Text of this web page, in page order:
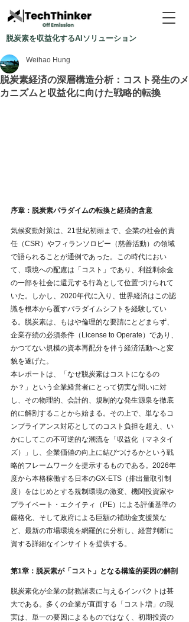
脱炭素を収益化するAIソリューション
脱炭素経済の深層構造分析：コスト発生のメ
カニズムと収益化に向けた戦略的転換
Weihao Hung
序章：脱炭素パラダイムの転換と経済的含意
気候変動対策は、21世紀初頭まで、企業の社会的責
任（CSR）やフィランソロピー（慈善活動）の領域
で語られることが通例であった。この時代におい
て、環境への配慮は「コスト」であり、利益剰余金
の一部を社会に還元する行為として位置づけられて
いた。しかし、2020年代に入り、世界経済はこの認
識を根本から覆すパラダイムシフトを経験してい
る。脱炭素は、もはや倫理的な要請にとどまらず、
企業存続の必須条件（License to Operate）であり、
かつてない規模の資本再配分を伴う経済活動へと変
貌を遂げた。
本レポートは、「なぜ脱炭素はコストになるの
か？」という企業経営者にとって切実な問いに対
し、その物理的、会計的、規制的な発生源泉を徹底
的に解剖することから始まる。その上で、単なるコ
ンプライアンス対応としてのコスト負担を超え、い
かにしてこの不可逆的な潮流を「収益化（マネタイ
ズ）」し、企業価値の向上に結びつけるかという戦
略的フレームワークを提示するものである。2026年
度から本格稼働する日本のGX-ETS（排出量取引制
度）をはじめとする規制環境の激変、機関投資家や
プライベート・エクイティ（PE）による評価基準の
厳格化、そして政府による巨額の補助金支援策な
ど、最新の市場環境を網羅的に分析し、経営判断に
資する詳細なインサイトを提供する。
第1章：脱炭素が「コスト」となる構造的要因の解剖
脱炭素化が企業の財務諸表に与えるインパクトは甚
大である。多くの企業が直面する「コスト増」の現
実は、単一の要因によるものではなく、初期投資の